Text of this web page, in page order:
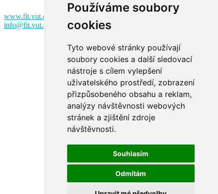
Používáme soubory
cookies
Tyto webové stránky používají
soubory cookies a další sledovací
nástroje s cílem vylepšení
uživatelského prostředí, zobrazení
přizpůsobeného obsahu a reklam,
analýzy návštěvnosti webových
stránek a zjištění zdroje
návštěvnosti.
Souhlasím
Odmítám
www.fit.vut.cz
info@fit.vut.cz
Facebook
Instagram